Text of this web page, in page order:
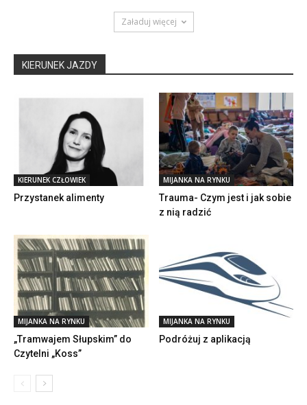
Załaduj więcej
KIERUNEK JAZDY
KIERUNEK CZŁOWIEK
Przystanek alimenty
MIJANKA NA RYNKU
Trauma- Czym jest i jak sobie
z nią radzić
MIJANKA NA RYNKU
„Tramwajem Słupskim” do
Czytelni „Koss”
MIJANKA NA RYNKU
Podróżuj z aplikacją